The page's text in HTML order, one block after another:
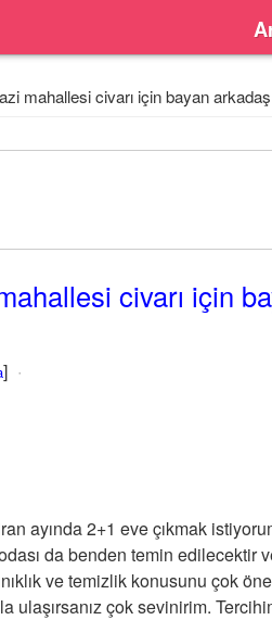
mahallesi civarı için bayan
civarı için
]
ayında 2+1 eve çıkmak
da benden temin edilecektir
ve temizlik konusunu çok
ulaşırsanız çok sevinirim.